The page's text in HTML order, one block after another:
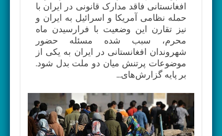
افغانستانی فاقد مدارک قانونی در ایران با
حمله نظامی آمریکا و اسرائیل به ایران و
نیز تقارن این وضعیت با فرارسیدن ماه
محرم، سبب شده مسئله حضور
شهروندان افغانستانی در ایران به یکی از
موضوعات پرتنش میان دو ملت بدل شود.
بر پایه گزارش‌های...